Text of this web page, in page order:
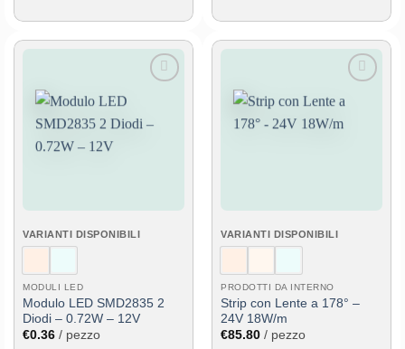
desideri
VARIANTI DISPONIBILI
MODULI LED
Modulo LED SMD2835 2
Diodi – 0.72W – 12V
€0.36 / pezzo
alla lista
desideri
VARIANTI DISPONIBILI
PRODOTTI DA INTERNO
Strip con Lente a 178° –
24V 18W/m
€85.80 / pezzo